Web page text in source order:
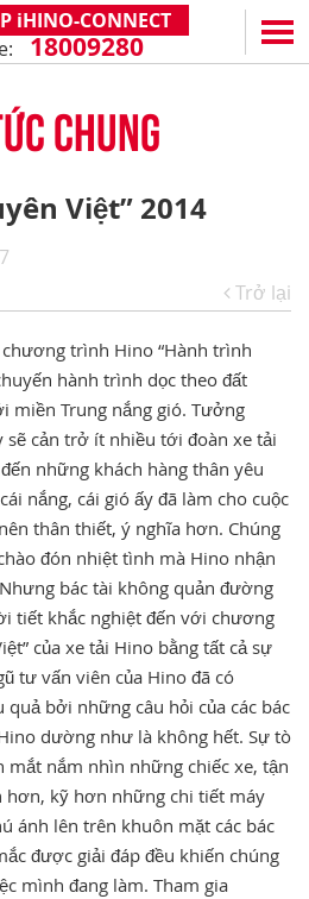
iHINO-CONNECT
18009280
(CABIN TIÊU CHUẨN)
(CABIN TIÊU CHUẨN)
(CABIN RỘNG)
(CABIN RỘNG)
(CABIN RỘNG)
HÀNG
HINO
HINO
ĐẠI LÝ
GẶP
HÀNG
NAM
CHUNG
Việt” 2014
Trở lại
trình Hino “Hành trình
hành trình dọc theo đất
miền Trung nắng gió. Tưởng
sẽ cản trở ít nhiều tới đoàn xe tải
những khách hàng thân yêu
nắng, cái gió ấy đã làm cho cuộc
thân thiết, ý nghĩa hơn. Chúng
đón nhiệt tình mà Hino nhận
bác tài không quản đường
tiết khắc nghiệt đến với chương
của xe tải Hino bằng tất cả sự
tư vấn viên của Hino đã có
bởi những câu hỏi của các bác
dường như là không hết. Sự tò
nắm nhìn những chiếc xe, tận
hơn, kỹ hơn những chi tiết máy
ánh lên trên khuôn mặt các bác
được giải đáp đều khiến chúng
mình đang làm. Tham gia